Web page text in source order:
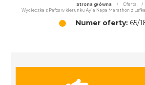
Strona główna / Oferta
/
Wycieczka z Pafos w kierunku Ayia Napa Marathon z
Numer oferty: 65/